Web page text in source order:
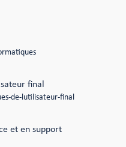
final
de-lutilisateur-final
et en support